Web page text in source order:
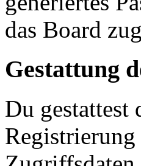
das Board
Gestattung
Du gestattest
Registrierung